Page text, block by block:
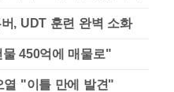
, UDT 훈련 완벽 소화
450억에 매물로"
열 "이틀 만에 발견"